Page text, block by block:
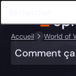
Accueil World of
Comment